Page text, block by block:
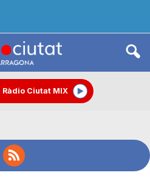
Ràdio Ciutat MIX